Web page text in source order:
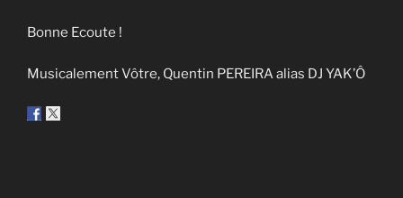
Bonne Ecoute !
Musicalement Vôtre, Quentin PEREIRA alias DJ YAK’Ô